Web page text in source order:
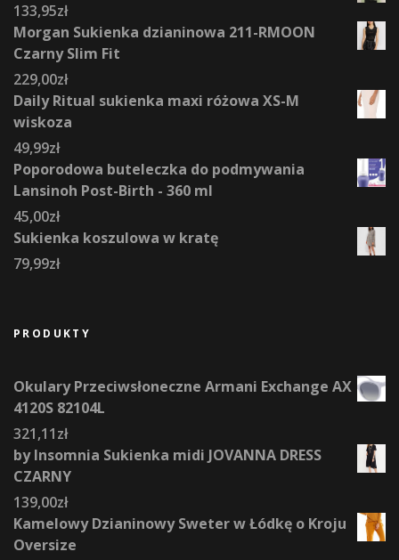
133,95zł
Morgan Sukienka dzianinowa 211-RMOON
Czarny Slim Fit
229,00zł
Daily Ritual sukienka maxi różowa XS-M
wiskoza
49,99zł
Poporodowa buteleczka do podmywania
Lansinoh Post-Birth - 360 ml
45,00zł
Sukienka koszulowa w kratę
79,99zł
PRODUKTY
Okulary Przeciwsłoneczne Armani Exchange AX
4120S 82104L
321,11zł
by Insomnia Sukienka midi JOVANNA DRESS
CZARNY
139,00zł
Kamelowy Dzianinowy Sweter w Łódkę o Kroju
Oversize